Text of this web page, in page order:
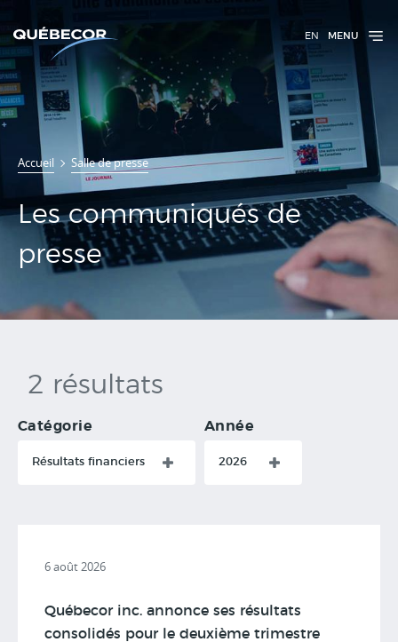
EN MENU
Accueil Salle de presse
Communiqués
de presse
Les communiqués de
presse
2 résultats
Catégorie
Résultats financiers
Année
2026
6 août 2026
Québecor inc. annonce ses résultats
consolidés pour le deuxième trimestre